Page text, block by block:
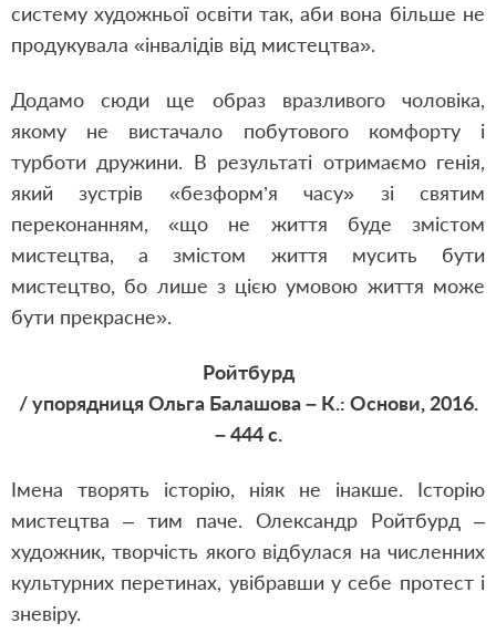
систему художньої освіти так, аби вона більше не
продукувала «інвалідів від мистецтва».
Додамо сюди ще образ вразливого чоловіка,
якому не вистачало побутового комфорту і
турботи дружини. В результаті отримаємо генія,
який зустрів «безформ’я часу» зі святим
переконанням, «що не жит­тя буде змістом
мистецтва, а змістом життя мусить бути
мистецтво, бо лише з цією умовою життя може
бути пре­красне».
Ройтбурд
/ упорядниця Ольга Балашова – К.: Основи, 2016.
– 444 с.
Імена творять історію, ніяк не інакше. Історію
мистецтва ‒ тим паче. Олександр Ройтбурд ‒
художник, творчість якого відбулася на численних
культурних перетинах, увібравши у себе протест і
зневіру.